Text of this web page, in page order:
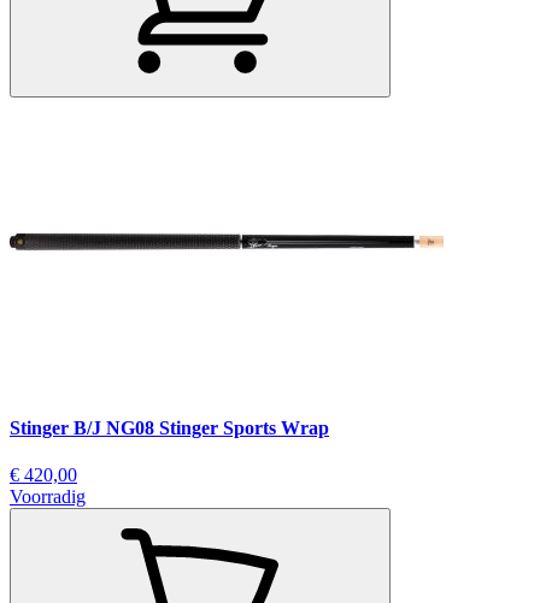
Stinger B/J NG08 Stinger Sports Wrap
€ 420,00
Voorradig